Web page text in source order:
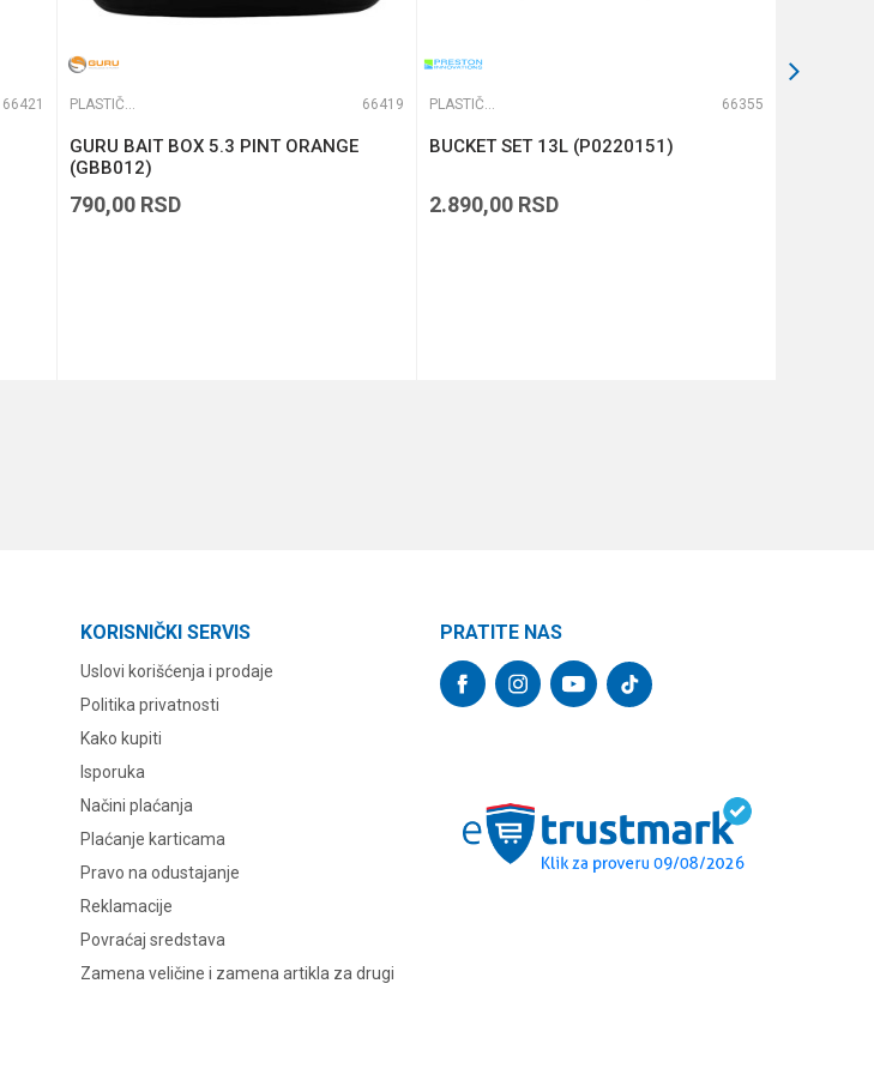
66421 PLASTIČNE KUTIJE 66419
GURU BAIT BOX 5.3 PINT ORANGE
(GBB012)
790,00 RSD
PLASTIČNE KUTIJE 66355
BUCKET SET 13L (P0220151)
2.890,00 RSD
KORISNIČKI SERVIS
Uslovi korišćenja i prodaje
Politika privatnosti
Kako kupiti
Isporuka
Načini plaćanja
Plaćanje karticama
Pravo na odustajanje
Reklamacije
Povraćaj sredstava
Zamena veličine i zamena artikla za drugi
PRATITE NAS